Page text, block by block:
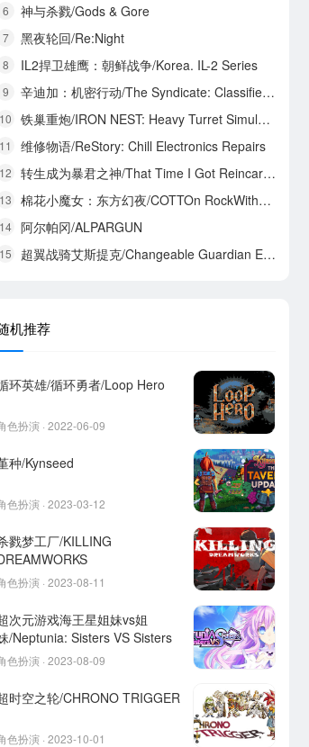
6 神与杀戮/Gods & Gore
7 黑夜轮回/Re:Night
8 IL2捍卫雄鹰：朝鲜战争/Korea. IL-2 Series
9 辛迪加：机密行动/The Syndicate: Classified Operations
10 铁巢重炮/IRON NEST: Heavy Turret Simulator
11 维修物语/ReStory: Chill Electronics Repairs
12 转生成为暴君之神/That Time I Got Reincarnated as a Tyrant God
13 棉花小魔女：东方幻夜/COTTOn RockWithYou -ORIENTAL NIGHT DREAMS-
14 阿尔帕冈/ALPARGUN
15 超翼战骑艾斯提克/Changeable Guardian ESTIQUE
机推荐
环英雄/循环勇者/Loop Hero
色扮演 · 2022-06-09
种/Kynseed
色扮演 · 2023-03-12
戮梦工厂/KILLING
色扮演 · 2023-08-11
次元游戏海王星姐妹vs姐
/Neptunia: Sisters VS Sisters
色扮演 · 2023-08-09
时空之轮/CHRONO TRIGGER
色扮演 · 2023-10-01